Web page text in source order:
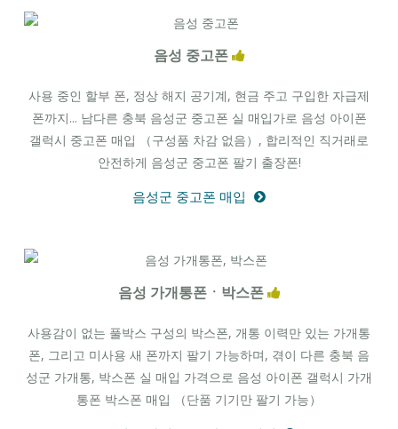
음성 중고폰
사용 중인 할부 폰, 정상 해지 공기계, 현금 주고 구입한 자급제
폰까지... 남다른 충북 음성군 중고폰 실 매입가로 음성 아이폰
갤럭시 중고폰 매입 （구성품 차감 없음）, 합리적인 직거래로
안전하게 음성군 중고폰 팔기 출장폰!
음성군 중고폰 매입
음성 가개통폰ㆍ박스폰
사용감이 없는 풀박스 구성의 박스폰, 개통 이력만 있는 가개통
폰, 그리고 미사용 새 폰까지 팔기 가능하며, 겪이 다른 충북 음
성군 가개통, 박스폰 실 매입 가격으로 음성 아이폰 갤럭시 가개
통폰 박스폰 매입 （단품 기기만 팔기 가능）